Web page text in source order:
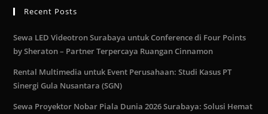
Recent Posts
Sewa LED Videotron Surabaya untuk Conference di Four Points
by Sheraton – Partner Terpercaya Ruangan Cinnamon
Rental Multimedia untuk Event Perusahaan: Studi Kasus PT
Sinergi Gula Nusantara (SGN)
Sewa Proyektor Nobar Piala Dunia 2026 Surabaya: Solusi Hemat